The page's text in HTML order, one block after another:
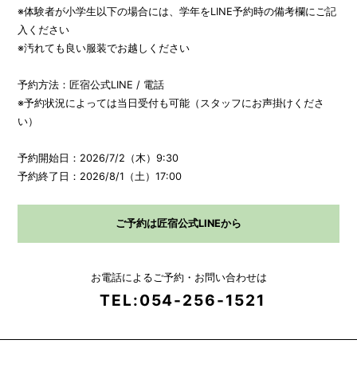
※体験者が小学生以下の場合には、学年をLINE予約時の備考欄にご記
入ください
※汚れても良い服装でお越しください
予約方法：匠宿公式LINE / 電話
※予約状況によっては当日受付も可能（スタッフにお声掛けくださ
い）
予約開始日：2026/7/2（木）9:30
予約終了日：2026/8/1（土）17:00
ご予約は匠宿公式LINEから
お電話によるご予約・お問い合わせは
TEL:054-256-1521